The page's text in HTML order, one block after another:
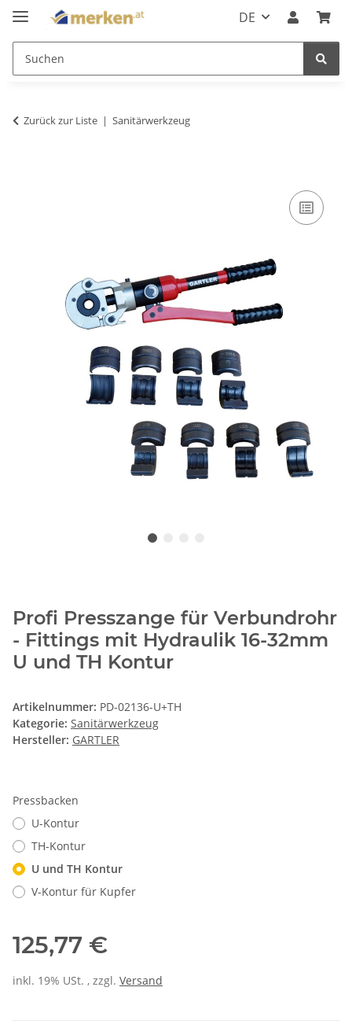
DE
Zurück zur Liste Sanitärwerkzeug
Profi Presszange für Verbundrohr
- Fittings mit Hydraulik 16-32mm
U und TH Kontur
Artikelnummer: PD-02136-U+TH
Kategorie: Sanitärwerkzeug
Hersteller: GARTLER
Pressbacken
U-Kontur
TH-Kontur
U und TH Kontur
V-Kontur für Kupfer
125,77 €
inkl. 19% USt. , zzgl. Versand